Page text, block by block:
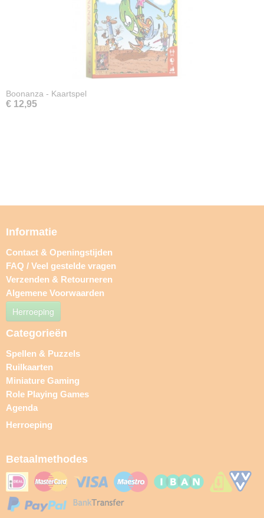
Boonanza - Kaartspel
€ 12,95
Informatie
Contact & Openingstijden
FAQ / Veel gestelde vragen
Verzenden & Retourneren
Algemene Voorwaarden
Herroeping
Categorieën
Spellen & Puzzels
Ruilkaarten
Miniature Gaming
Role Playing Games
Agenda
Herroeping
Betaalmethodes